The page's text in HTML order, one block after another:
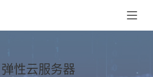
弹性云服务器